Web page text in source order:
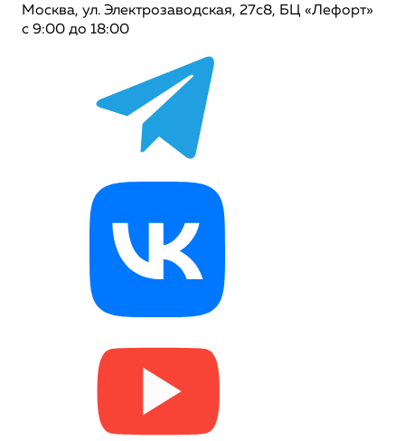
Москва, ул. Электрозаводская, 27с8, БЦ «Лефорт»
с 9:00 до 18:00